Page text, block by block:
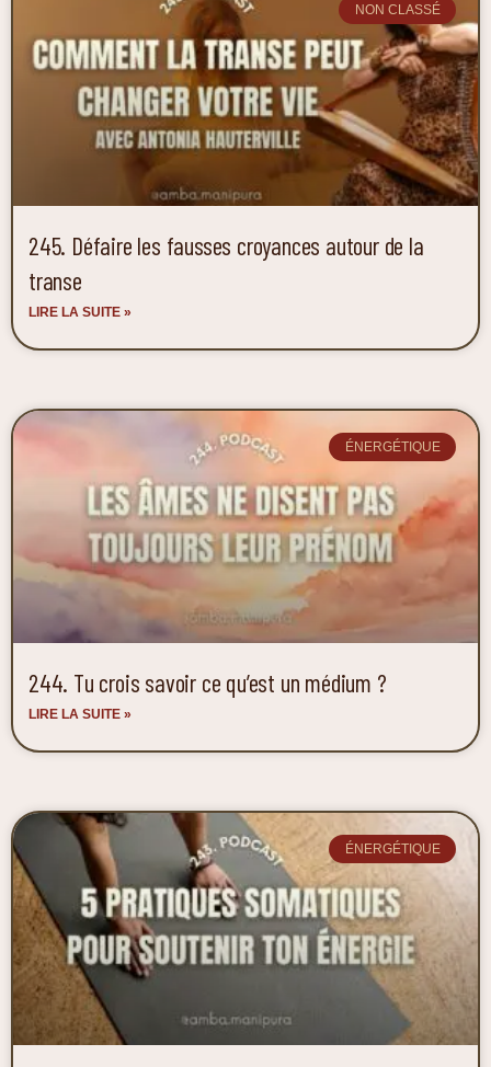
NON CLASSÉ
245. Défaire les fausses croyances autour de la
transe
LIRE LA SUITE »
ÉNERGÉTIQUE
244. Tu crois savoir ce qu’est un médium ?
LIRE LA SUITE »
ÉNERGÉTIQUE